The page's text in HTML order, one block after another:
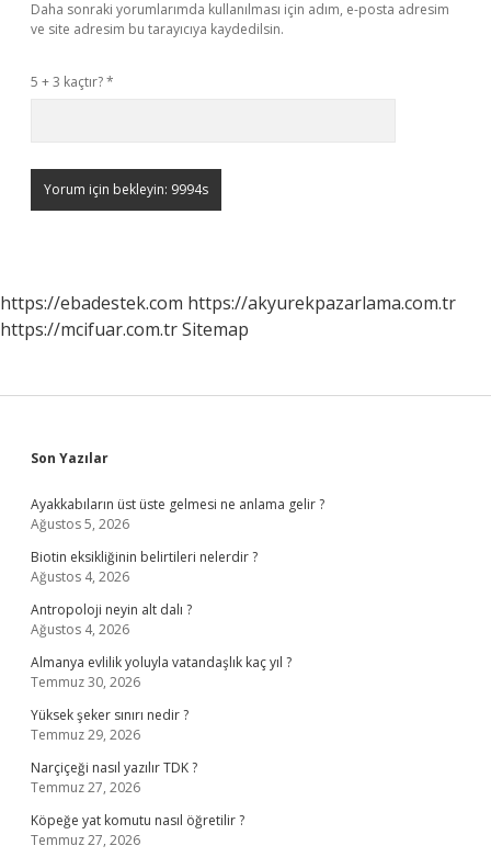
Daha sonraki yorumlarımda kullanılması için adım, e-posta adresim
ve site adresim bu tarayıcıya kaydedilsin.
5 + 3 kaçtır?*
https://ebadestek.com https://akyurekpazarlama.com.tr
https://mcifuar.com.trSitemap
Sidebar
Son Yazılar
Ayakkabıların üst üste gelmesi ne anlama gelir ?
Ağustos 5, 2026
Biotin eksikliğinin belirtileri nelerdir ?
Ağustos 4, 2026
Antropoloji neyin alt dalı ?
Ağustos 4, 2026
Almanya evlilik yoluyla vatandaşlık kaç yıl ?
Temmuz 30, 2026
Yüksek şeker sınırı nedir ?
Temmuz 29, 2026
Narçiçeği nasıl yazılır TDK ?
Temmuz 27, 2026
Köpeğe yat komutu nasıl öğretilir ?
Temmuz 27, 2026